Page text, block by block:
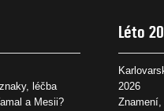
léčba
a Mesii?
Léto
2026